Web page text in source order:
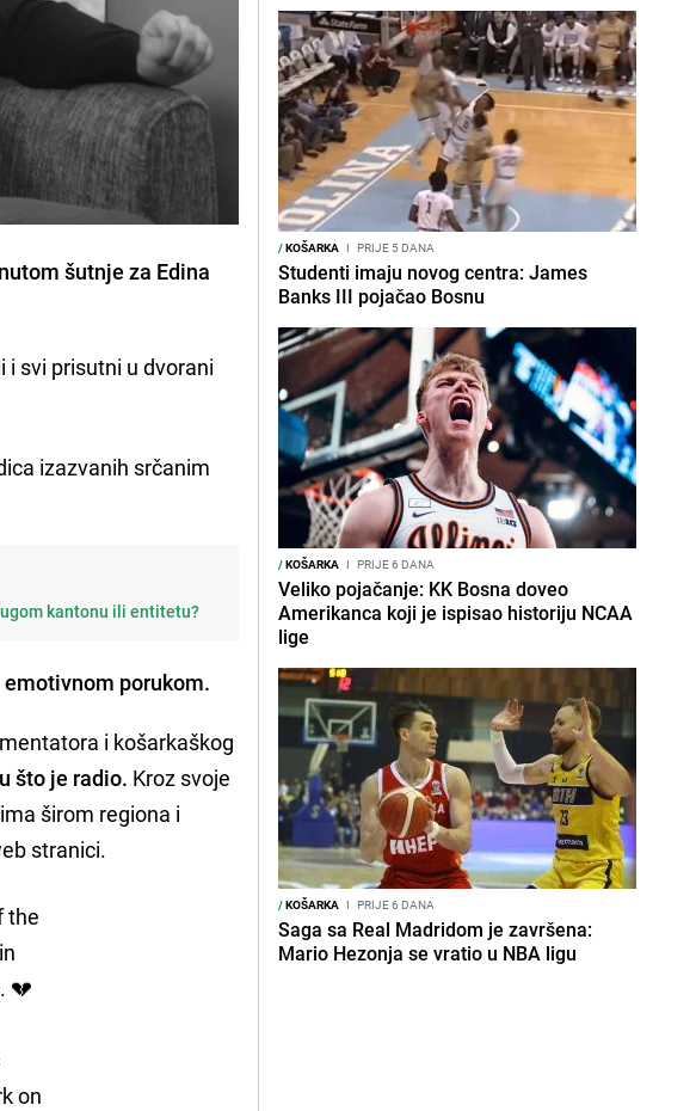
šutnje za Edina
i svi prisutni u dvorani
izazvanih srčanim
kantonu ili entitetu?
emotivnom porukom.
i košarkaškog
što je radio. Kroz svoje
širom regiona i
stranici.
the
💔
on
/KOŠARKA I PRIJE 5 DANA
Studenti imaju novog centra: James
Banks III pojačao Bosnu
/KOŠARKA I PRIJE 6 DANA
Veliko pojačanje: KK Bosna doveo
Amerikanca koji je ispisao historiju NCAA
lige
/KOŠARKA I PRIJE 6 DANA
Saga sa Real Madridom je završena:
Mario Hezonja se vratio u NBA ligu